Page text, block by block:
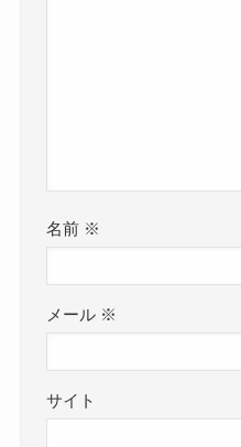
名前 ※
メール ※
サイト